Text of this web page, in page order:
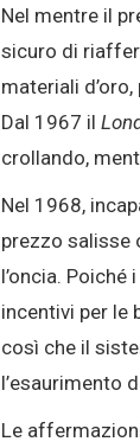
Nel mentre il
sicuro di
materiali
Dal 1967 il
crollando,
Nel 1968,
prezzo salisse
l’oncia.
incentivi per le
così che il
l’esaurimento
Le